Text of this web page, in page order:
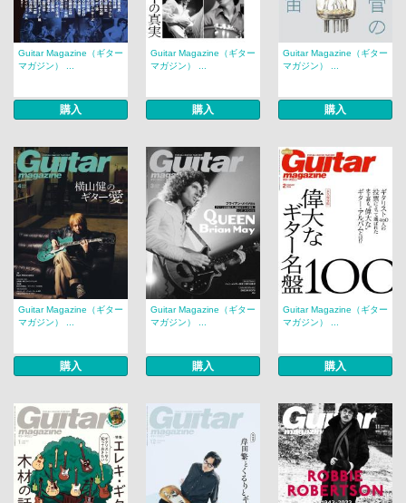
Guitar Magazine（ギター
マガジン） ...
購入
Guitar Magazine（ギター
マガジン） ...
購入
Guitar Magazine（ギター
マガジン） ...
購入
Guitar Magazine（ギター
マガジン） ...
購入
Guitar Magazine（ギター
マガジン） ...
購入
Guitar Magazine（ギター
マガジン） ...
購入